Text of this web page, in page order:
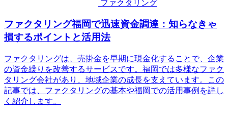
ファクタリング
ファクタリング福岡で迅速資金調達：知らなきゃ
損するポイントと活用法
ファクタリングは、売掛金を早期に現金化することで、企業
の資金繰りを改善するサービスです。福岡では多様なファク
タリング会社があり、地域企業の成長を支えています。この
記事では、ファクタリングの基本や福岡での活用事例を詳し
く紹介します。